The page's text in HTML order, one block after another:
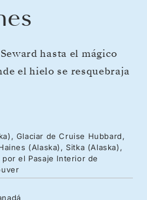
hasta el mágico
el hielo se resquebraja
adentrarse en la bahía.
hasta las cascadas
en aguas llenas de
sur a través del Pasaje
dé paso a septiembre,
del otoño
Glaciar de Cruise Hubbard,
(Alaska), Sitka (Alaska),
el Pasaje Interior de